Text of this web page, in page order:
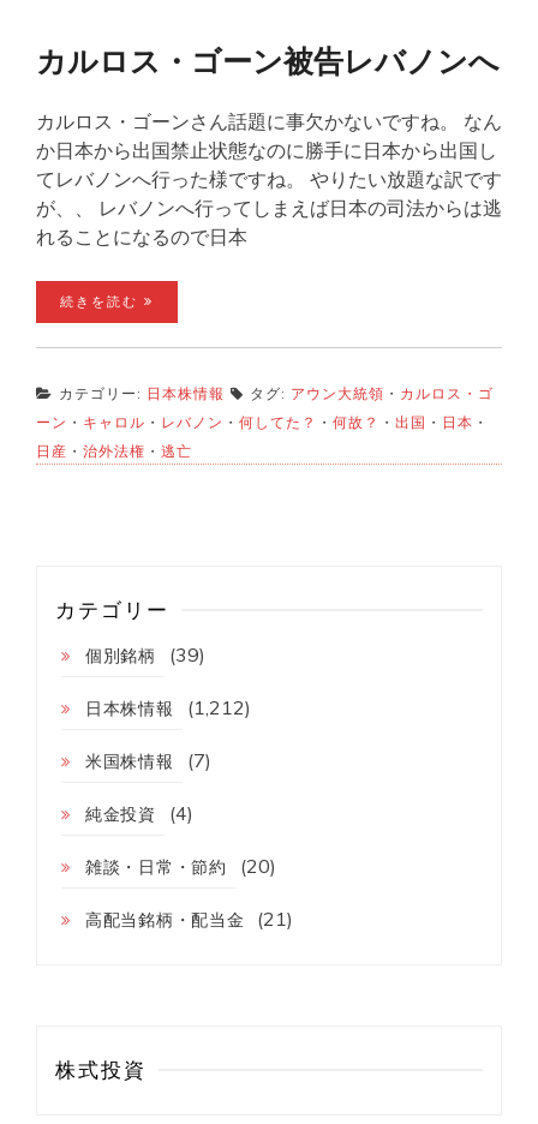
カルロス・ゴーン被告レバノンへ
カルロス・ゴーンさん話題に事欠かないですね。 なん
か日本から出国禁止状態なのに勝手に日本から出国し
てレバノンへ行った様ですね。 やりたい放題な訳です
が、、 レバノンへ行ってしまえば日本の司法からは逃
れることになるので日本
続きを読む
カテゴリー: 日本株情報 タグ: アウン大統領 ・ カルロス・ゴ
ーン ・ キャロル ・ レバノン ・ 何してた？ ・ 何故？ ・ 出国 ・ 日本 ・
日産 ・ 治外法権 ・ 逃亡
カテゴリー
個別銘柄 (39)
日本株情報 (1,212)
米国株情報 (7)
純金投資 (4)
雑談・日常・節約 (20)
高配当銘柄・配当金 (21)
株式投資